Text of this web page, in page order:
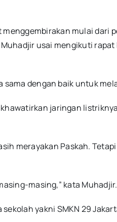
mulai dari
usai mengikuti rapat
dengan baik untuk
jaringan
merayakan Paskah.
masing,” kata Muhadjir.
yakni SMKN 29